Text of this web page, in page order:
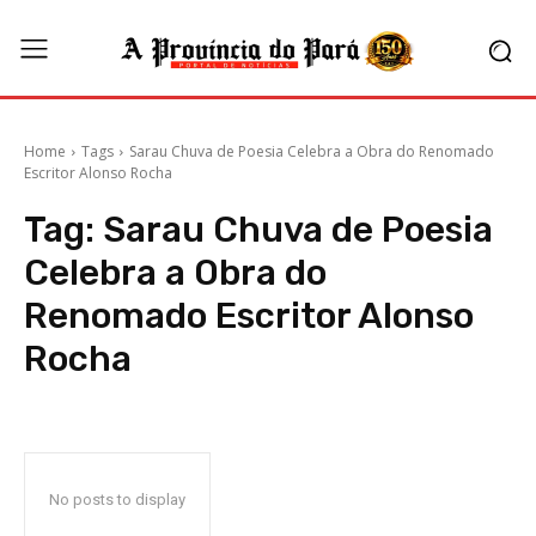
Home Tags
Sarau Chuva de Poesia Celebra a Obra do Renomado
Escritor Alonso Rocha
Tag: Sarau Chuva de Poesia
Celebra a Obra do
Renomado Escritor Alonso
Rocha
No posts to display